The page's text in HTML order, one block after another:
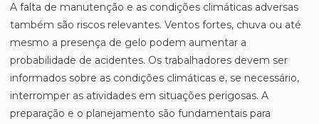
A falta de manutenção e as condições climáticas adversas
também são riscos relevantes. Ventos fortes, chuva ou até
mesmo a presença de gelo podem aumentar a
probabilidade de acidentes. Os trabalhadores devem ser
informados sobre as condições climáticas e, se necessário,
interromper as atividades em situações perigosas. A
preparação e o planejamento são fundamentais para